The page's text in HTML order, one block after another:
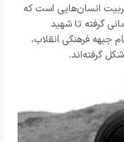
انسان‌هایی است که
گرفته تا شهید
جبهه فرهنگی انقلاب،
گرفته‌اند.